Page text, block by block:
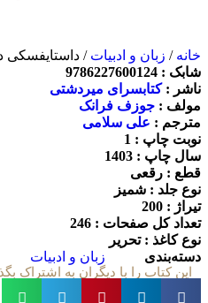
خانه / زبان و ادبیات / داستایفسکی
شابک : 9786227600124
ناشر :کتابسرای میردشتی
مولف : جوزف فرانک
مترجم : علی سلامی
نوبت چاپ : 1
سال چاپ : 1403
قطع : رقعی
نوع جلد : شمیز
تيراژ : 200
تعداد کل صفحات : 246
نوع كاغذ :تحریر
دسته‌بندی
زبان و ادبیات
این کتاب را با دیگران به اشتراک